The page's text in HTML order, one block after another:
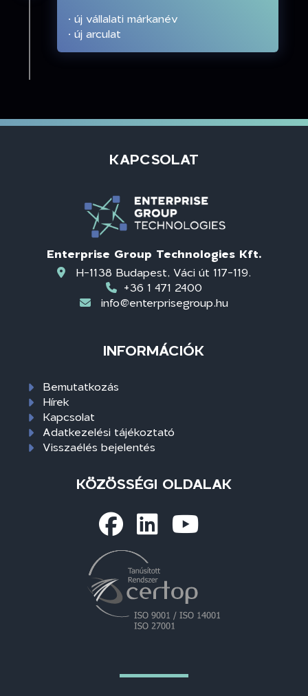
· új vállalati márkanév
· új arculat
KAPCSOLAT
Enterprise Group Technologies Kft.
H-1138 Budapest, Váci út 117-119.
+36 1 471 2400
info@enterprisegroup.hu
INFORMÁCIÓK
Bemutatkozás
Hírek
Kapcsolat
Adatkezelési tájékoztató
Visszaélés bejelentés
KÖZÖSSÉGI OLDALAK